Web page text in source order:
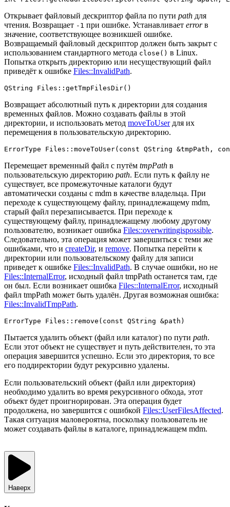
Открывает файловый дескриптор файла по пути path для
чтения. Возвращает -1 при ошибке. Устанавливает errorв
значение, соответствующее возникшей ошибке.
Возвращаемый файловый дескриптор должен быть закрыт с
использованием стандартного метода close() в Linux.
Попытка открыть директорию или несуществующий файл
приведёт к ошибке Files::InvalidPath.
QString Files::getTmpFilesDir()
Возвращает абсолютный путь к директории для создания
временных файлов. Можно создавать файлы в этой
директории, и использовать метод moveToUserдля их
перемещения в пользовательскую директорию.
ErrorType Files::moveToUser( const QString &tmpPath,
Перемещает временный файл с путём tmpPath в
пользовательскую директорию path. Если путь к файлу не
существует, все промежуточные каталоги будут
автоматически созданы с mdm в качестве владельца. При
переходе к существующему файлу, принадлежащему mdm,
старый файл перезаписывается. При переходе к
существующему файлу, принадлежащему любому другому
пользователю, возникает ошибка Files::overwritingispossible.
Следовательно, эта операция может завершиться с теми же
ошибками, что и createDir, и remove. Попытка перейти к
директории или пользовательскому файлу для записи
приведет к ошибке Files::InvalidPath. В случае ошибки, но не
Files::InternalError, исходный файл tmpPath останется там, где
он был. Если возникает ошибка Files::InternalError, исходный
файл tmpPath может быть удалён. Другая возможная ошибка:
Files::InvalidTmpPath.
ErrorType Files::remove ( const QString &path)
Пытается удалить объект (файл или каталог) по пути path.
Если этот объект не существует и путь действителен, то эта
операция завершится успешно. Если это директория, то все
его поддиректории будут рекурсивно удалены.
Если пользовательский объект (файл или директория)
необходимо удалить во время рекурсивного обхода, этот
объект будет проигнорирован. Эта операция будет
продолжена, но завершится с ошибкой Files::UserFilesAffected.
Такая ситуация маловероятна, поскольку пользователь не
может создавать файлы в каталоге, принадлежащем mdm.
Наверх